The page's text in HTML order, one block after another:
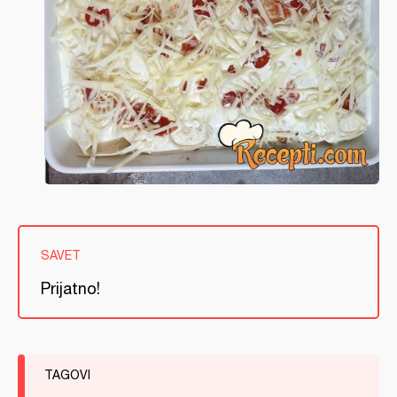
SAVET
Prijatno!
TAGOVI